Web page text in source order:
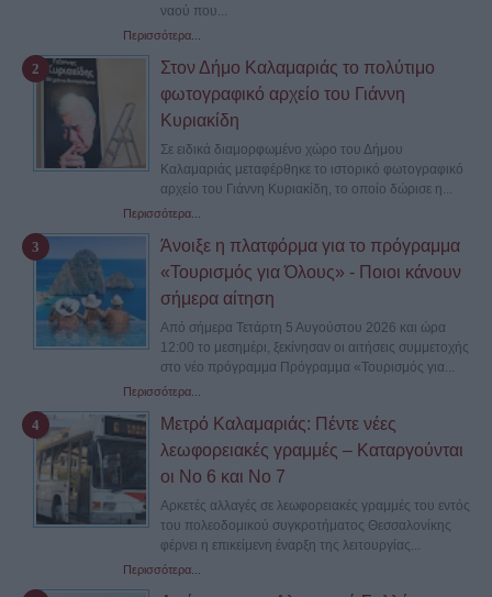
ναού που...
Περισσότερα...
Στον Δήμο Καλαμαριάς το πολύτιμο
φωτογραφικό αρχείο του Γιάννη
Κυριακίδη
Σε ειδικά διαμορφωμένο χώρο του Δήμου
Καλαμαριάς μεταφέρθηκε το ιστορικό φωτογραφικό
αρχείο του Γιάννη Κυριακίδη, το οποίο δώρισε η...
Περισσότερα...
Άνοιξε η πλατφόρμα για το πρόγραμμα
«Τουρισμός για Όλους» - Ποιοι κάνουν
σήμερα αίτηση
Από σήμερα Τετάρτη 5 Αυγούστου 2026 και ώρα
12:00 το μεσημέρι, ξεκίνησαν οι αιτήσεις συμμετοχής
στο νέο πρόγραμμα Πρόγραμμα «Τουρισμός για...
Περισσότερα...
Μετρό Καλαμαριάς: Πέντε νέες
λεωφορειακές γραμμές – Καταργούνται
οι Νο 6 και Νο 7
Αρκετές αλλαγές σε λεωφορειακές γραμμές του εντός
του πολεοδομικού συγκροτήματος Θεσσαλονίκης
φέρνει η επικείμενη έναρξη της λειτουργίας...
Περισσότερα...